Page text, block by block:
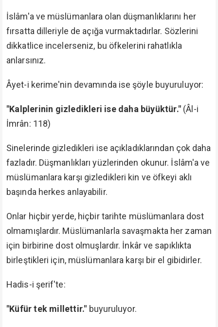
İslâm'a ve müslümanlara olan düşmanlıklarını her
fırsatta dilleriyle de açığa vurmaktadırlar. Sözlerini
dikkatlice incelerseniz, bu öfkelerini rahatlıkla
anlarsınız.
Âyet-i kerime'nin devamında ise şöyle buyuruluyor:
"Kalplerinin gizledikleri ise daha büyüktür." (Âl-i
İmrân: 118)
Sinelerinde gizledikleri ise açıkladıklarından çok daha
fazladır. Düşmanlıkları yüzlerinden okunur. İslâm'a ve
müslümanlara karşı gizledikleri kin ve öfkeyi aklı
başında herkes anlayabilir.
Onlar hiçbir yerde, hiçbir tarihte müslümanlara dost
olmamışlardır. Müslümanlarla savaşmakta her zaman
için birbirine dost olmuşlardır. İnkâr ve sapıklıkta
birleştikleri için, müslümanlara karşı bir el gibidirler.
Hadis-i şerif'te:
"Küfür tek millettir." buyuruluyor.